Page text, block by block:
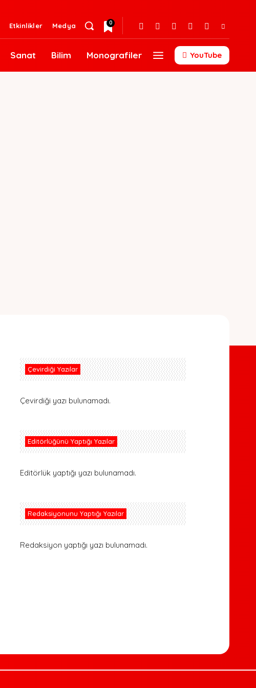
Etkinlikler Medya 0
Sanat Bilim Monografiler YouTube
Çevirdiği Yazılar
Çevirdiği yazı bulunamadı.
Editörlüğünü Yaptığı Yazılar
Editörlük yaptığı yazı bulunamadı.
Redaksiyonunu Yaptığı Yazılar
Redaksiyon yaptığı yazı bulunamadı.